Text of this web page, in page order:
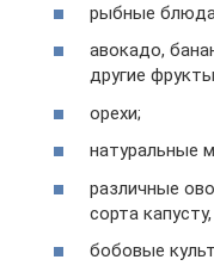
рыбные
авокадо,
другие
орехи;
натуральные
различные
сорта
бобовые